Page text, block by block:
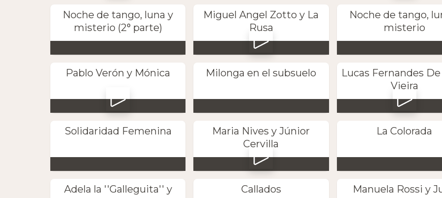
Noche de tango, luna y
misterio (2° parte)
Miguel Angel Zotto y La
Rusa
Noche de tango,
misterio
Pablo Verón y Mónica Milonga en el subsuelo
Lucas Fernandes De
Vieira
Solidaridad Femenina
Maria Nives y Júnior
Cervilla
La Colorada
Adela la ''Galleguita'' y
Callados
Manuela Rossi y